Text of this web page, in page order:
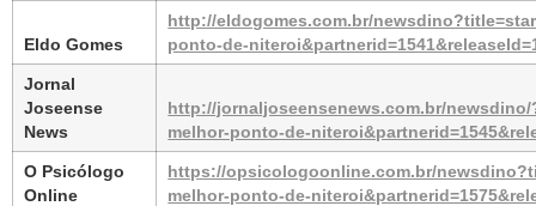
Eldo Gomes
http://eldogomes.com.br/
ponto-de-
Jornal
Joseense
News
http://jornaljoseensenews.com.br/
melhor-ponto-de-
O Psicólogo
Online
https://opsicologoonline.com.br/
melhor-ponto-de-